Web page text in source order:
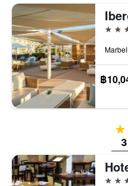
5 ดาว
฿
3 ดาว